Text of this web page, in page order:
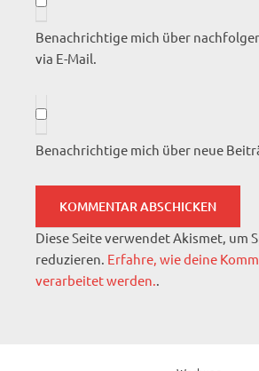
Benachrichtige mich über
via E-Mail.
Benachrichtige mich über neue
Diese Seite verwendet Akismet, um
reduzieren. Erfahre, wie deine
verarbeitet werden..